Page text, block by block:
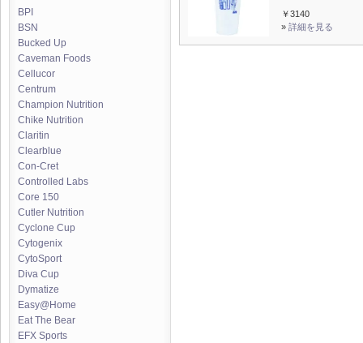
BPI
BSN
Bucked Up
Caveman Foods
Cellucor
Centrum
Champion Nutrition
Chike Nutrition
Claritin
Clearblue
Con-Cret
Controlled Labs
Core 150
Cutler Nutrition
Cyclone Cup
Cytogenix
CytoSport
Diva Cup
Dymatize
Easy@Home
Eat The Bear
EFX Sports
￥3140
» 詳細を見る